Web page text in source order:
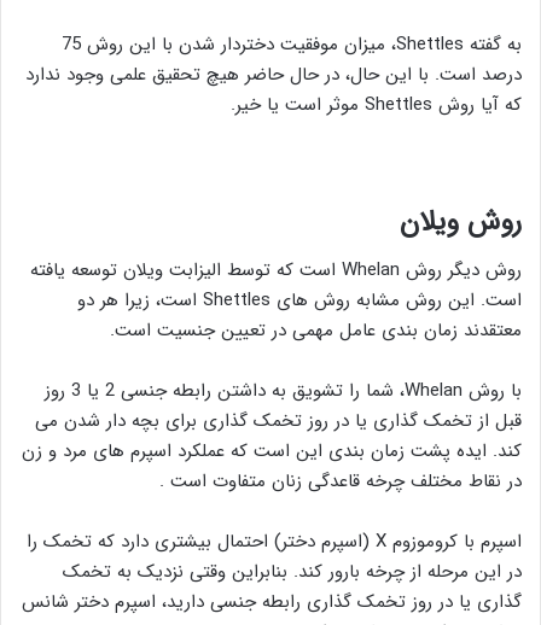
به گفته Shettles، میزان موفقیت دختردار شدن با این روش 75
درصد است. با این حال، در حال حاضر هیچ تحقیق علمی وجود ندارد
که آیا روش Shettles موثر است یا خیر.
روش ویلان
روش دیگر روش Whelan است که توسط الیزابت ویلان توسعه یافته
است. این روش مشابه روش های Shettles است، زیرا هر دو
معتقدند زمان بندی عامل مهمی در تعیین جنسیت است.
با روش Whelan، شما را تشویق به داشتن رابطه جنسی 2 یا 3 روز
قبل از تخمک گذاری یا در روز تخمک گذاری برای بچه دار شدن می
کند. ایده پشت زمان بندی این است که عملکرد اسپرم های مرد و زن
در نقاط مختلف چرخه قاعدگی زنان متفاوت است .
اسپرم با کروموزوم X (اسپرم دختر) احتمال بیشتری دارد که تخمک را
در این مرحله از چرخه بارور کند. بنابراین وقتی نزدیک به تخمک
گذاری یا در روز تخمک گذاری رابطه جنسی دارید، اسپرم دختر شانس